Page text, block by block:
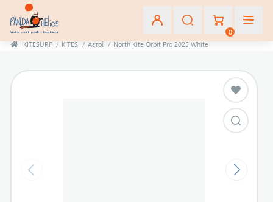
0
KITESURF / KITES / Αετοί / North Kite Orbit Pro 2025 White